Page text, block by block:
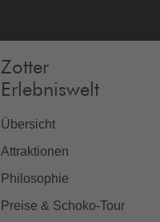
Zotter
Erlebniswelt
Übersicht
Attraktionen
Philosophie
Preise & Schoko-Tour